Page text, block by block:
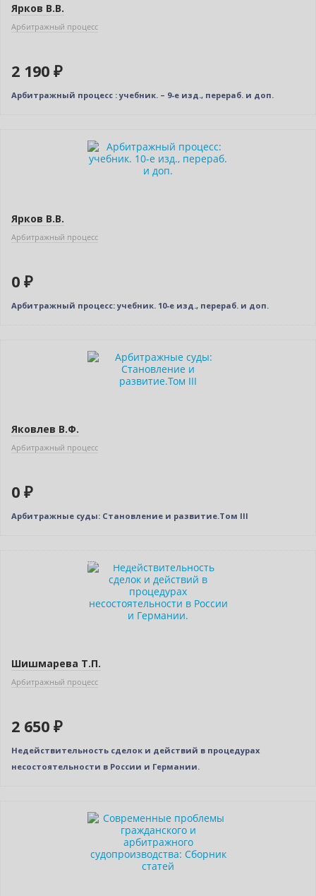
Ярков В.В.
Арбитражный процесс
2 190 ₽
Арбитражный процесс : учебник. – 9-е изд., перераб. и доп.
Ярков В.В.
Арбитражный процесс
0 ₽
Арбитражный процесс: учебник. 10-е изд., перераб. и доп.
Яковлев В.Ф.
Арбитражный процесс
0 ₽
Арбитражные суды: Становление и развитие.Том III
Индивидуальный подход
Шишмарева Т.П.
Арбитражный процесс
2 650 ₽
Недействительность сделок и действий в процедурах
несостоятельности в России и Германии.